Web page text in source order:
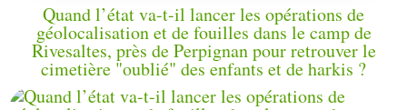
Quand l’état va-t-il lancer les opérations de
géolocalisation et de fouilles dans le camp de
Rivesaltes, près de Perpignan pour retrouver le
cimetière "oublié" des enfants et de harkis ?